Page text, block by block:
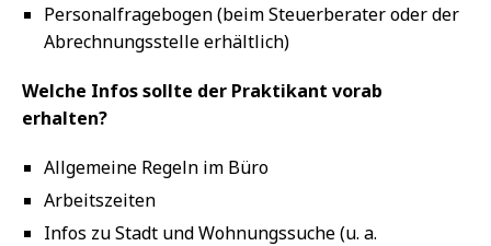
Personalfragebogen (beim Steuerberater oder der
Abrechnungsstelle erhältlich)
Welche Infos sollte der Praktikant vorab
erhalten?
Allgemeine Regeln im Büro
Arbeitszeiten
Infos zu Stadt und Wohnungssuche (u. a.